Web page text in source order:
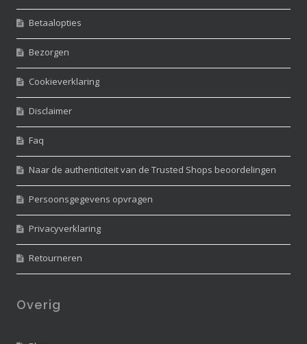
Betaalopties
Bezorgen
Cookieverklaring
Disclaimer
Faq
Naar de authenticiteit van de Trusted Shops beoordelingen
Persoonsgegevens opvragen
Privacyverklaring
Retourneren
Overig